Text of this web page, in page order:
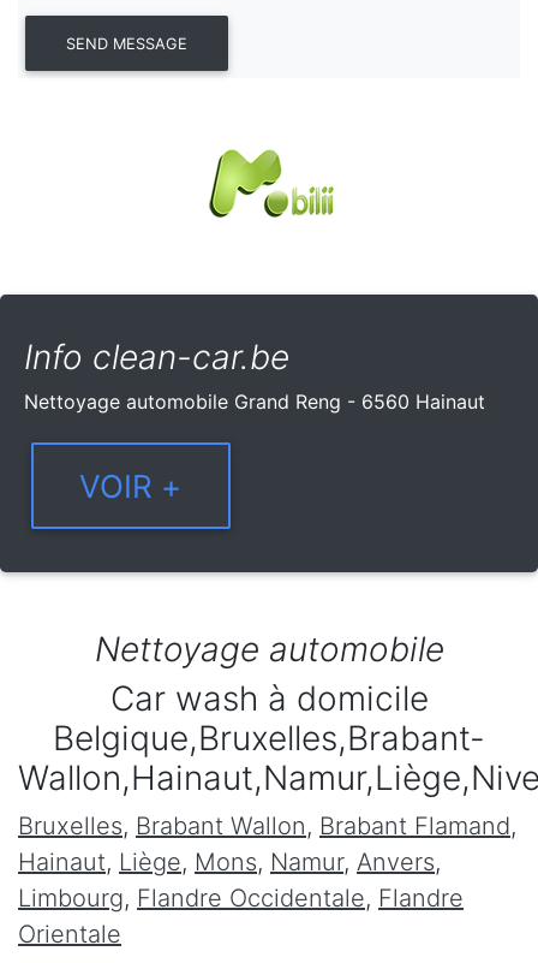
Info clean-car.be
Nettoyage automobile Grand Reng - 6560 Hainaut
Nettoyage automobile
Car wash à domicile
Belgique,Bruxelles,Brabant-
Bruxelles, Brabant Wallon, Brabant Flamand,
Hainaut, Liège, Mons, Namur, Anvers,
Limbourg, Flandre Occidentale, Flandre
Orientale